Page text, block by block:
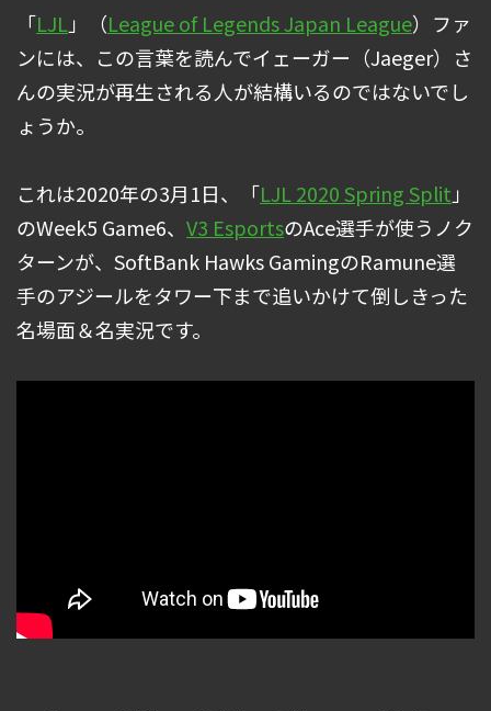
「LJL」（League of Legends Japan League）ファ
ンには、この言葉を読んでイェーガー（Jaeger）さ
んの実況が再生される人が結構いるのではないでし
ょうか。
これは2020年の3月1日、「LJL 2020 Spring Split」
のWeek5 Game6、 V3 EsportsのAce選手が使うノク
ターンが、SoftBank Hawks GamingのRamune選
手のアジールをタワー下まで追いかけて倒しきった
名場面＆名実況です。